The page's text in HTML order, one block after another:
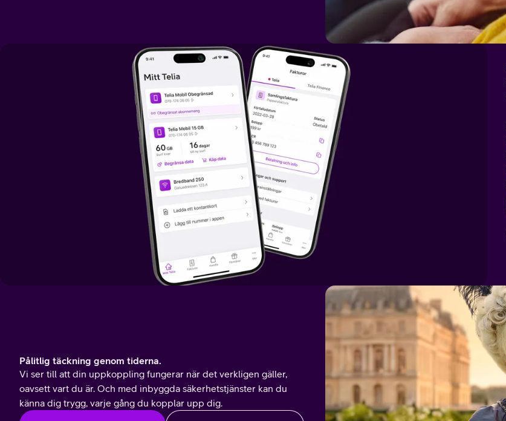
Pålitlig täckning genom tiderna.
Vi ser till att din uppkoppling fungerar när det verkligen gäller,
oavsett vart du är. Och med inbyggda säkerhetstjänster kan du
känna dig trygg, varje gång du kopplar upp dig.